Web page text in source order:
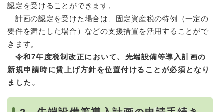
認定を受けることができます。
計画の認定を受けた場合は、固定資産税の特例（一定の
要件を満たした場合）などの支援措置を活用することがで
きます。
令和7年度税制改正において、先端設備等導入計画の
新規申請時に賃上げ方針を位置付けることが必須となり
ました。